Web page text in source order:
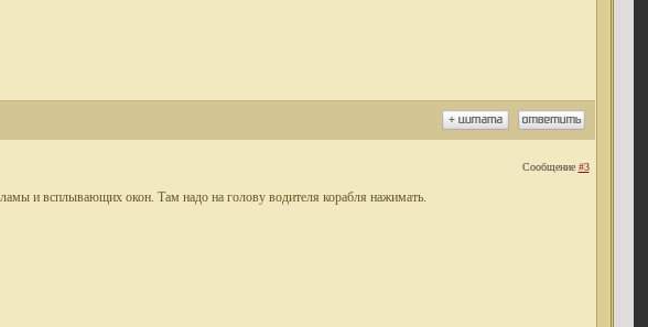
Сообщение #3
и всплывающих окон. Там надо на голову водителя корабля нажимать.